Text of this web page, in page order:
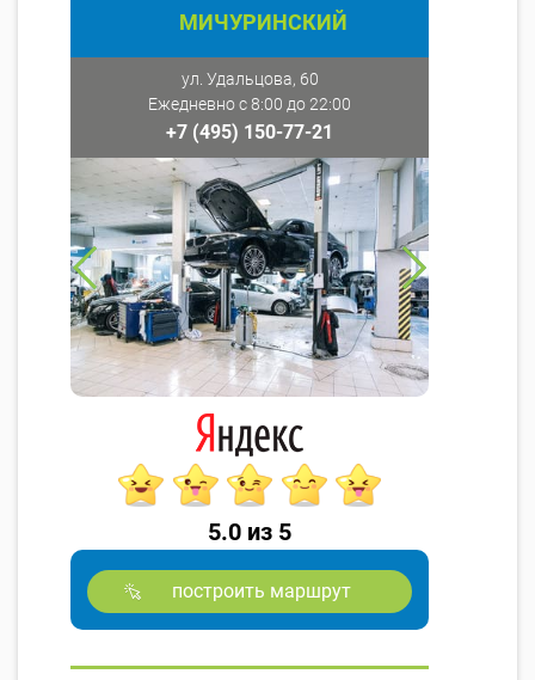
МИЧУРИНСКИЙ
ул. Удальцова, 60
Ежедневно с 8:00 до 22:00
+7 (495) 150-77-21
5.0 из 5
построить маршрут